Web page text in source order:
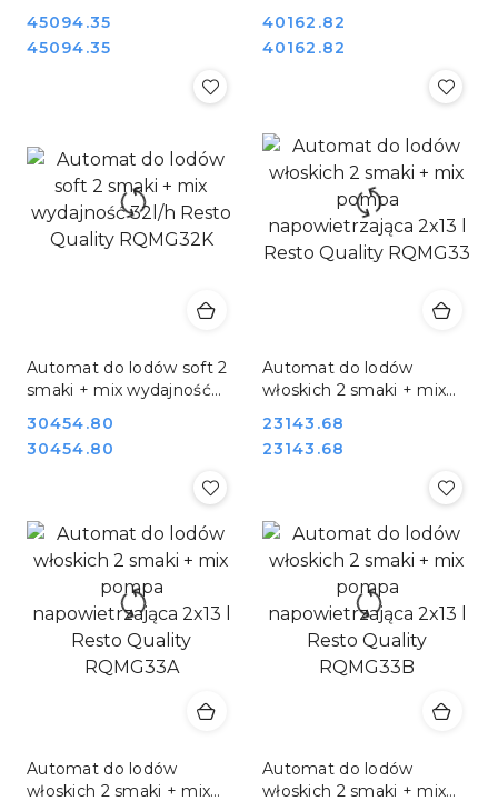
Cena:
45094.35
Cena:
45094.35
Cena:
40162.82
Cena:
40162.82
Automat do lodów soft 2
smaki + mix wydajność
RQMG32K
Cena:
30454.80
Cena:
30454.80
Automat do lodów
włoskich 2 smaki + mix
2x13 l Resto Quality
RQMG33
Cena:
23143.68
Cena:
23143.68
Automat do lodów
włoskich 2 smaki + mix
Automat do lodów
włoskich 2 smaki + mix